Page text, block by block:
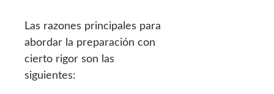
Las razones principales para
abordar la preparación con
cierto rigor son las
siguientes: